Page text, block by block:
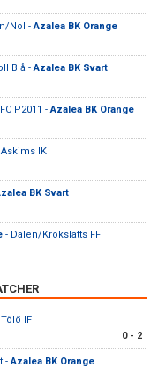
Nol -Azalea BK Orange
Blå -Azalea BK Svart
P2011 -Azalea BK Orange
IK
BK Svart
- Dalen/Krokslätts FF
IF
0 - 2
-Azalea BK Orange